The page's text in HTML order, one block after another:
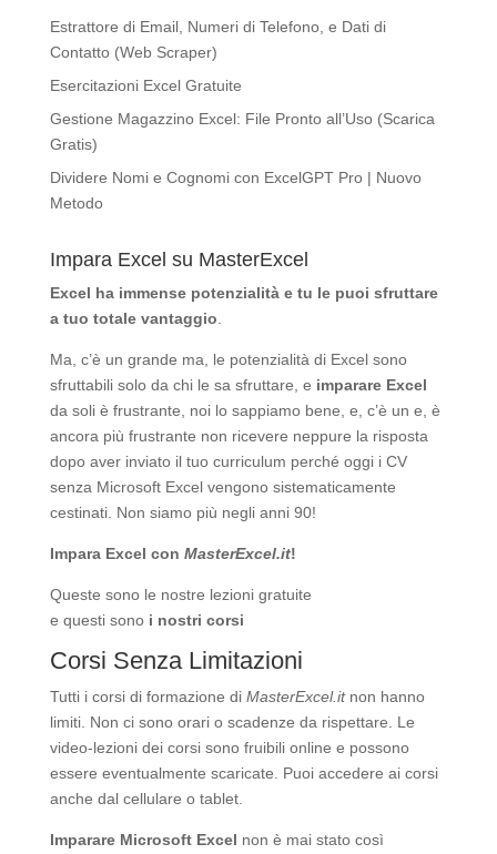
Estrattore di Email, Numeri di Telefono, e Dati di
Contatto (Web Scraper)
Esercitazioni Excel Gratuite
Gestione Magazzino Excel: File Pronto all’Uso (Scarica
Gratis)
Dividere Nomi e Cognomi con ExcelGPT Pro | Nuovo
Metodo
Impara Excel su MasterExcel
Excel ha immense potenzialità e tu le puoi sfruttare
a tuo totale vantaggio
Ma, c’è un grande ma, le potenzialità di Excel sono
sfruttabili solo da chi le sa sfruttare, e imparare Excel
da soli è frustrante, noi lo sappiamo bene, e, c’è un e, è
ancora più frustrante non ricevere neppure la risposta
dopo aver inviato il tuo curriculum perché oggi i CV
senza Microsoft Excel vengono sistematicamente
cestinati. Non siamo più negli anni 90!
Impara Excel con MasterExcel.it!
Queste sono le nostre lezioni gratuite
e questi sono i nostri corsi
Corsi Senza Limitazioni
Tutti i corsi di formazione di MasterExcel.itnon hanno
limiti. Non ci sono orari o scadenze da rispettare. Le
video-lezioni dei corsi sono fruibili online e possono
essere eventualmente scaricate. Puoi accedere ai corsi
anche dal cellulare o tablet.
Imparare Microsoft Excel non è mai stato così